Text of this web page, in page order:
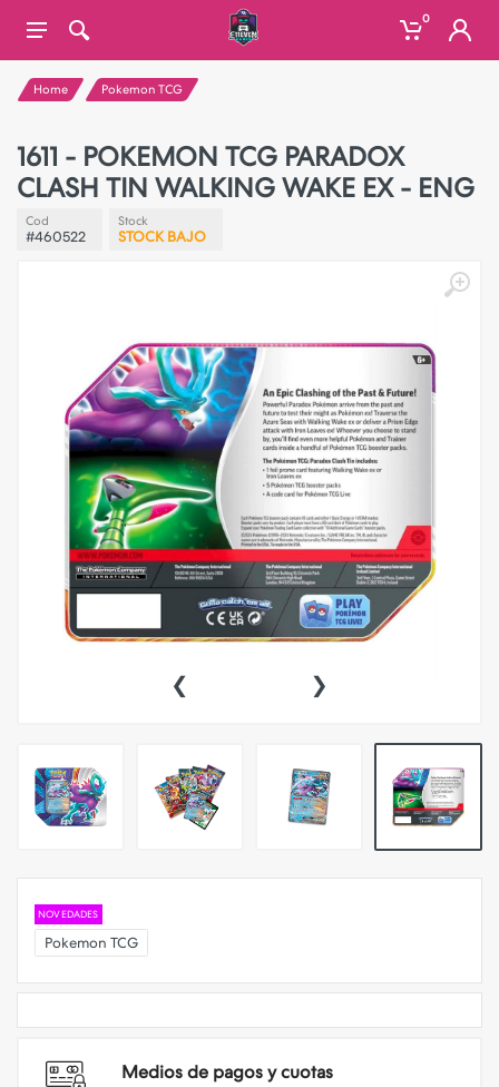
0
Home Pokemon TCG
1611 - POKEMON TCG PARADOX
CLASH TIN WALKING WAKE EX - ENG
Cod
#460522
Stock
STOCK BAJO
‹ ›
NOVEDADES
Pokemon TCG
Medios de pagos y cuotas